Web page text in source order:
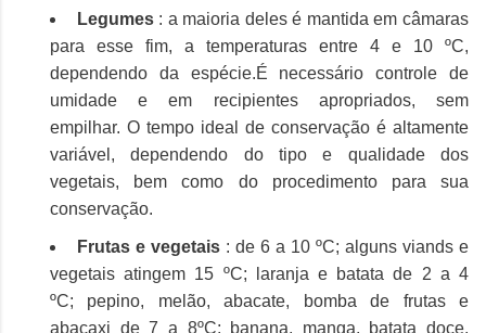
Legumes: a maioria deles é mantida em câmaras
para esse fim, a temperaturas entre 4 e 10 ºC,
dependendo da espécie.É necessário controle de
umidade e em recipientes apropriados, sem
empilhar. O tempo ideal de conservação é altamente
variável, dependendo do tipo e qualidade dos
vegetais, bem como do procedimento para sua
conservação.
Frutas e vegetais : de 6 a 10 ºC; alguns viands e
vegetais atingem 15 ºC;
laranja e batata de 2 a 4
ºC; pepino, melão, abacate, bomba de frutas e
abacaxi de 7 a 8ºC;
banana, manga, batata doce,